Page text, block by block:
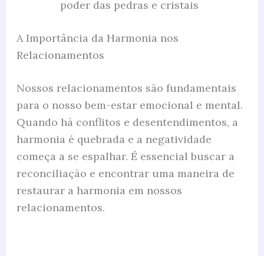
poder das pedras e cristais
A Importância da Harmonia nos
Relacionamentos
Nossos relacionamentos são fundamentais
para o nosso bem-estar emocional e mental.
Quando há conflitos e desentendimentos, a
harmonia é quebrada e a negatividade
começa a se espalhar. É essencial buscar a
reconciliação e encontrar uma maneira de
restaurar a harmonia em nossos
relacionamentos.